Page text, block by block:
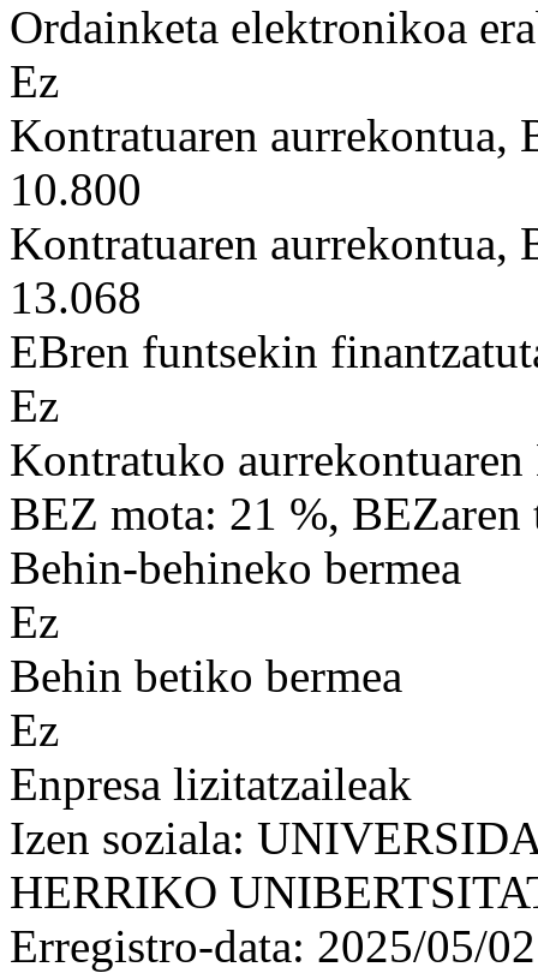
Ordainketa elektronikoa
Ez
Kontratuaren aurrekontua,
10.800
Kontratuaren aurrekontua,
13.068
EBren funtsekin
Ez
Kontratuko
BEZ mota: 21 %, BEZaren
Behin-behineko bermea
Ez
Behin betiko bermea
Ez
Enpresa lizitatzaileak
Izen soziala:
HERRIKO
Erregistro-data: 2025/05/02